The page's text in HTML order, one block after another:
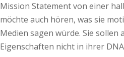
Mission Statement von einer
möchte auch hören, was sie
Medien sagen würde. Sie
Eigenschaften nicht in ihrer